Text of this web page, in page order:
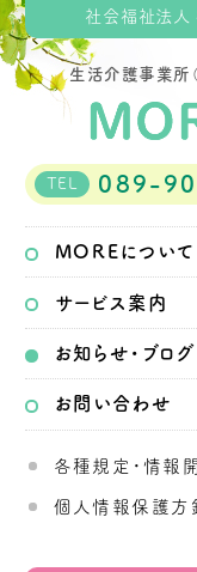
社会福祉法人
生活介護事業所
TEL 089-
MOREについて
サービス案内
お知らせ・ブログ
お問い合わせ
各種規定・情報
個人情報保護方